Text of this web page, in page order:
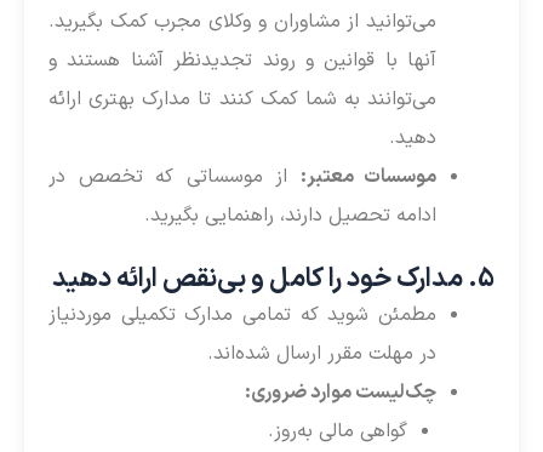
می‌توانید از مشاوران و وکلای مجرب کمک بگیرید.
آنها با قوانین و روند تجدیدنظر آشنا هستند و
می‌توانند به شما کمک کنند تا مدارک بهتری ارائه
دهید.
موسسات معتبر: از موسساتی که تخصص در
ادامه تحصیل دارند، راهنمایی بگیرید.
5. مدارک خود را کامل و بی‌نقص ارائه دهید
مطمئن شوید که تمامی مدارک تکمیلی موردنیاز
در مهلت مقرر ارسال شده‌اند.
چک‌لیست موارد ضروری:
گواهی مالی به‌روز.